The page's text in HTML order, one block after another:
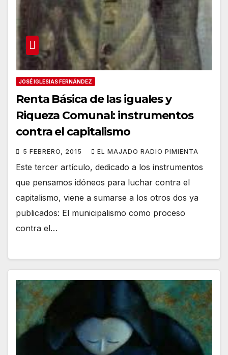
JOSÉ IGLESIAS FERNÁNDEZ
Renta Básica de las iguales y
Riqueza Comunal: instrumentos
contra el capitalismo
5 FEBRERO, 2015 EL MAJADO RADIO PIMIENTA
Este tercer artículo, dedicado a los instrumentos
que pensamos idóneos para luchar contra el
capitalismo, viene a sumarse a los otros dos ya
publicados: El municipalismo como proceso
contra el…